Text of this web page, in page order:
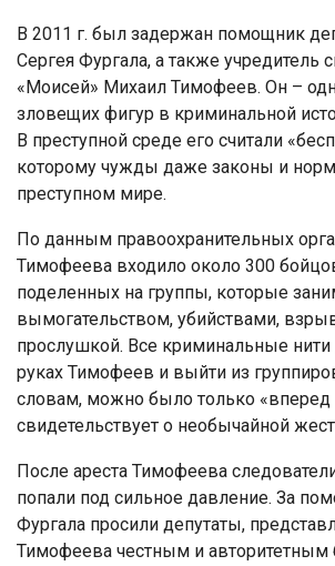
В 2011 г. был задержан помощник
Сергея Фургала, а также учредитель
«Моисей» Михаил Тимофеев. Он –
зловещих фигур в криминальной
В преступной среде его считали
которому чужды даже законы и
преступном мире.
По данным правоохранительных
Тимофеева входило около 300
поделенных на группы, которые
вымогательством, убийствами,
прослушкой. Все криминальные
руках Тимофеев и выйти из
словам, можно было только «вперед
свидетельствует о необычайной
После ареста Тимофеева
попали под сильное давление. За
Фургала просили депутаты,
Тимофеева честным и авторитетным